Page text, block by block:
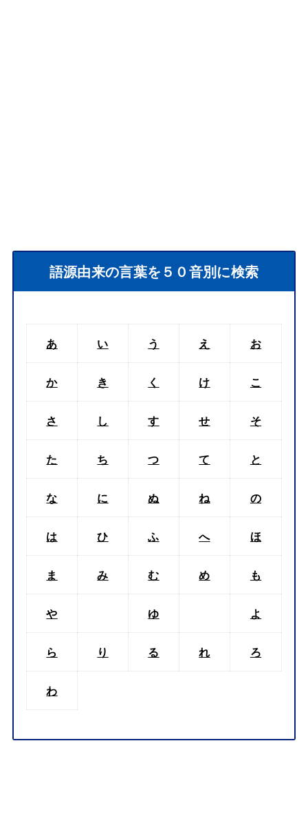
語源由来の言葉を５０音別に検索
あ い う え お
か き く け こ
さ し す せ そ
た ち つ て と
な に ぬ ね の
は ひ ふ へ ほ
ま み む め も
や ゆ よ
ら り る れ ろ
わ